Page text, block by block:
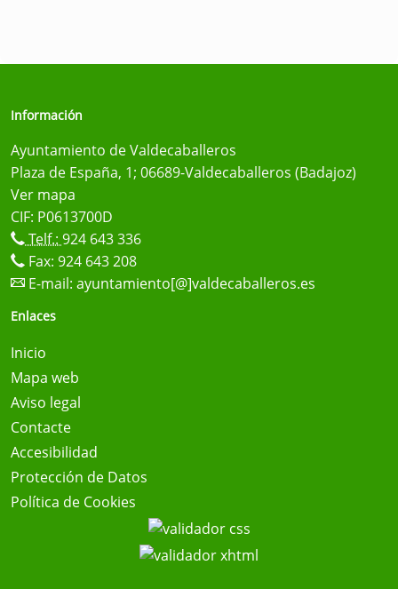
Información
Ayuntamiento de Valdecaballeros
Plaza de España, 1; 06689-Valdecaballeros (Badajoz)
Ver mapa
CIF: P0613700D
Telf.: 924 643 336
Fax: 924 643 208
E-mail: ayuntamiento[@]valdecaballeros.es
Enlaces
Inicio
Mapa web
Aviso legal
Contacte
Accesibilidad
Protección de Datos
Política de Cookies